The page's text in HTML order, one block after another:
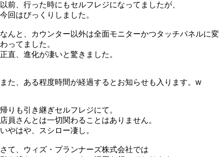
以前、行った時にもセルフレジになってましたが、
今回はびっくりしました。
なんと、カウンター以外は全面モニターかつタッチパネルに変
わってました。
正直、進化が凄いと驚きました。
また、ある程度時間が経過するとお知らせも入ります。w
帰りも引き継ぎセルフレジにて。
店員さんとは一切関わることはありません。
いやはや、スシロー凄し。
さて、ウィズ・プランナーズ株式会社では